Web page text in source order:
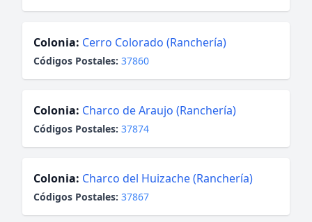
Colonia: Cerro Colorado (Ranchería)
Códigos Postales: 37860
Colonia: Charco de Araujo (Ranchería)
Códigos Postales: 37874
Colonia: Charco del Huizache (Ranchería)
Códigos Postales: 37867